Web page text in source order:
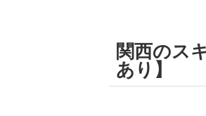
関西のス
あり】